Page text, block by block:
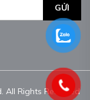
GỬI
All Rights Reserved